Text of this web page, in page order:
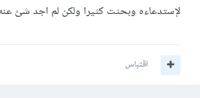
لإستدعاءه وبحثت كثيرا ولكن لم اجد شئ عنه
اقتباس